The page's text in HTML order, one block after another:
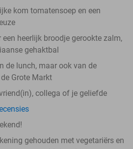
kom tomatensoep en een
heerlijk broodje gerookte zalm,
gehaktbal
de lunch, maar ook van de
Grote Markt
collega of je geliefde
gehouden met vegetariërs en